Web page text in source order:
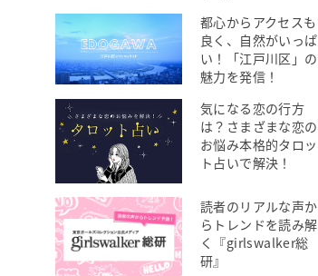
都心からアクセスも
良く、自然がいっぱ
い！「江戸川区」の
魅力を発信！
気になる恋の行方
は？さまざまな恋の
お悩み本格的タロッ
ト占いで解決！
読者のリアルな声か
らトレンドを読み解
く『girlswalker総
研』